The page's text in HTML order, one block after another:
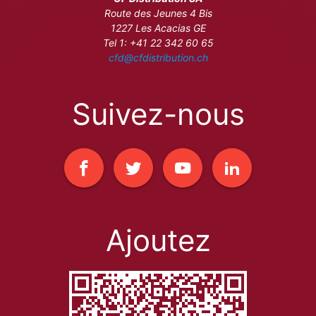
Route des Jeunes 4 Bis
1227 Les Acacias GE
Tel 1: +41 22 342 60 65
cfd@cfdistribution.ch
Suivez-nous
Ajoutez